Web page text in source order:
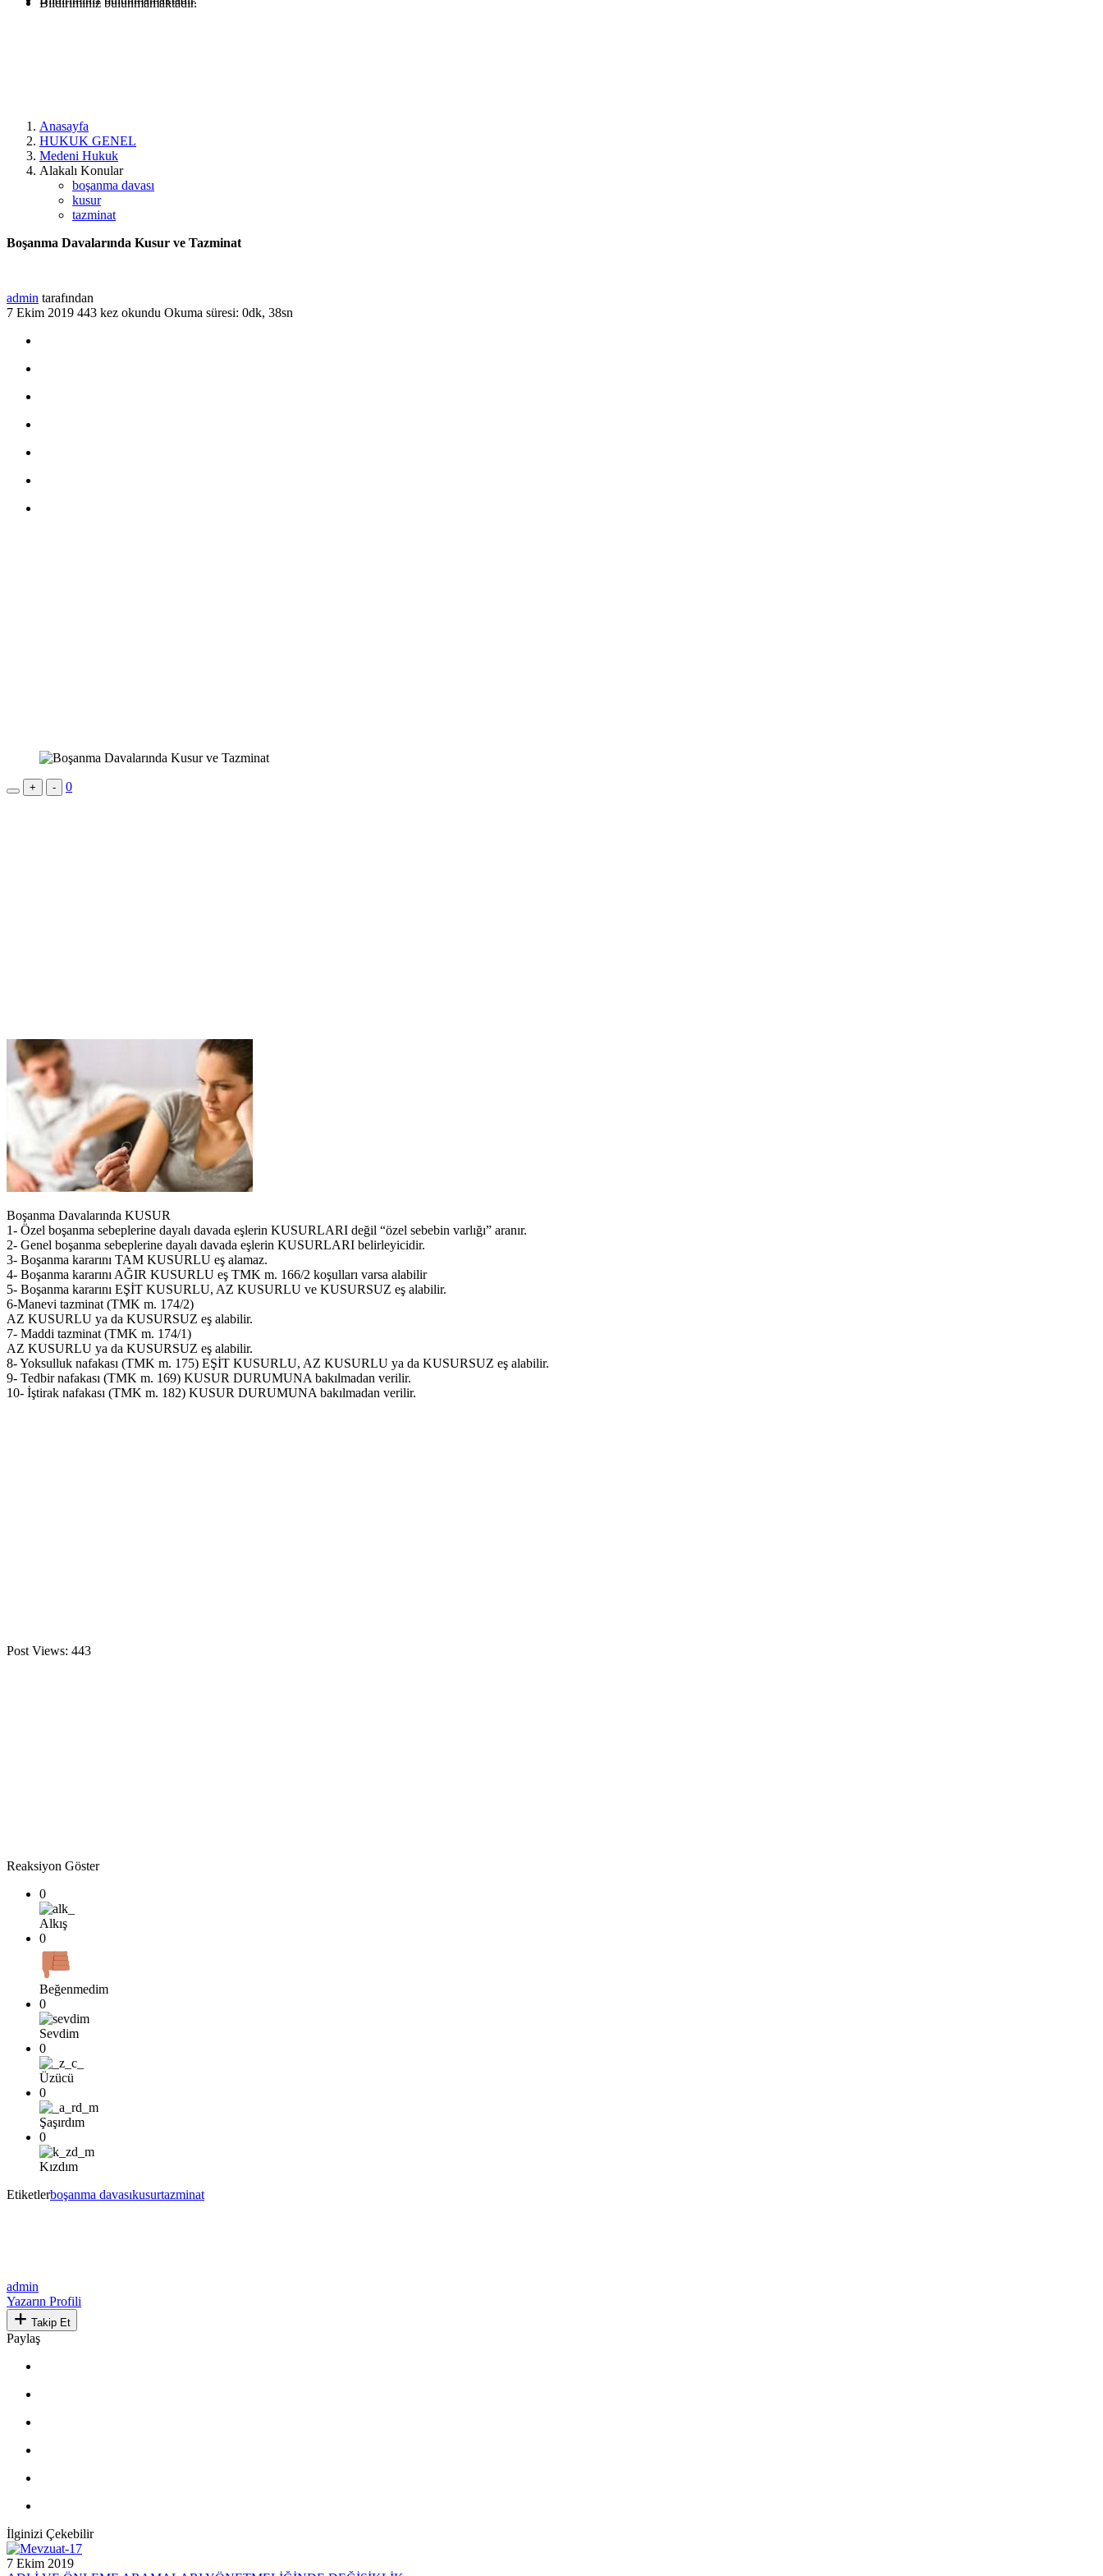
Bildiriminiz bulunmamaktadır.
Anasayfa
HUKUK GENEL
Medeni Hukuk
Alakalı Konular
boşanma davası
kusur
tazminat
Boşanma Davalarında Kusur ve Tazminat
admin tarafından
7 Ekim 2019 443 kez okundu Okuma süresi: 0dk, 38sn
+ - 0
Boşanma Davalarında KUSUR
1- Özel boşanma sebeplerine dayalı davada eşlerin KUSURLARI değil “özel sebebin varlığı” aranır.
2- Genel boşanma sebeplerine dayalı davada eşlerin KUSURLARI belirleyicidir.
3- Boşanma kararını TAM KUSURLU eş alamaz.
4- Boşanma kararını AĞIR KUSURLU eş TMK m. 166/2 koşulları varsa alabilir
5- Boşanma kararını EŞİT KUSURLU, AZ KUSURLU ve KUSURSUZ eş alabilir.
6-Manevi tazminat (TMK m. 174/2)
AZ KUSURLU ya da KUSURSUZ eş alabilir.
7- Maddi tazminat (TMK m. 174/1)
AZ KUSURLU ya da KUSURSUZ eş alabilir.
8- Yoksulluk nafakası (TMK m. 175) EŞİT KUSURLU, AZ KUSURLU ya da KUSURSUZ eş alabilir.
9- Tedbir nafakası (TMK m. 169) KUSUR DURUMUNA bakılmadan verilir.
10- İştirak nafakası (TMK m. 182) KUSUR DURUMUNA bakılmadan verilir.
Post Views: 443
Reaksiyon Göster
0
Alkış
0
Beğenmedim
0
Sevdim
0
Üzücü
0
Şaşırdım
0
Kızdım
Etiketlerboşanma davasıkusurtazminat
admin
Yazarın Profili
Takip Et
Paylaş
İlginizi Çekebilir
7 Ekim 2019